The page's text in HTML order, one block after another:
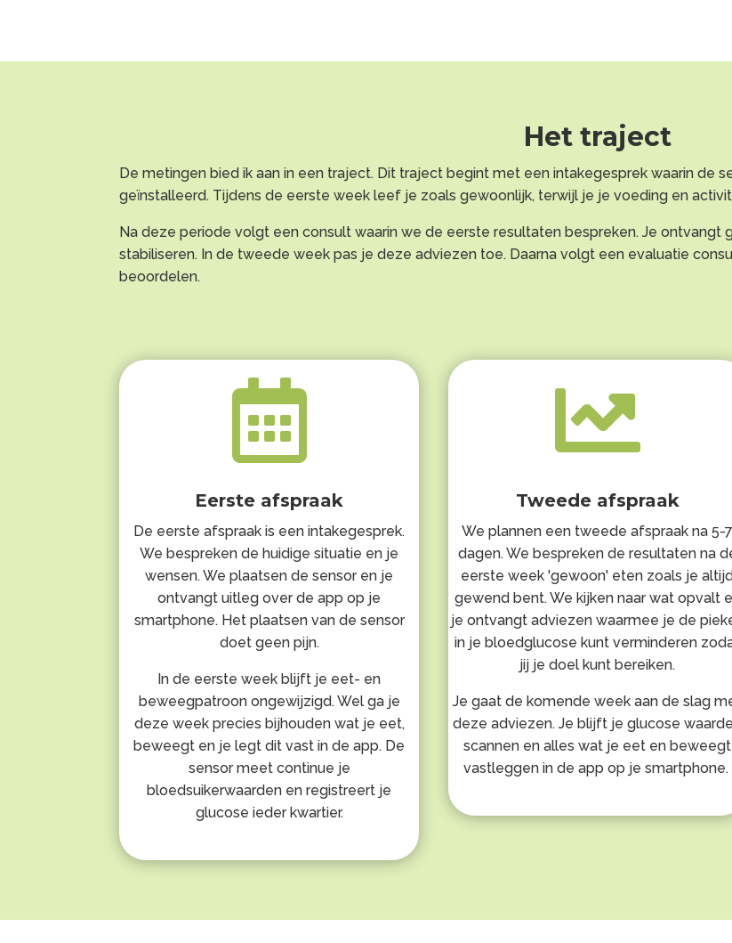
Het traject
De metingen bied ik aan in een traject. Dit traject begint met een intakegesprek waarin de
geïnstalleerd. Tijdens de eerste week leef je zoals gewoonlijk, terwijl je je voeding en
Na deze periode volgt een consult waarin we de eerste resultaten bespreken. Je
stabiliseren. In de tweede week pas je deze adviezen toe. Daarna volgt een evaluatie
beoordelen.

Eerste afspraak
De eerste afspraak is een intakegesprek.
We bespreken de huidige situatie en je
wensen. We plaatsen de sensor en je
ontvangt uitleg over de app op je
smartphone. Het plaatsen van de sensor
doet geen pijn.
In de eerste week blijft je eet- en
beweegpatroon ongewijzigd. Wel ga je
deze week precies bijhouden wat je eet,
beweegt en je legt dit vast in de app. De
sensor meet continue je
bloedsuikerwaarden en registreert je
glucose ieder kwartier.

Tweede afspraak
We plannen een tweede afspraak na 5-7
dagen. We bespreken de resultaten na
eerste week 'gewoon' eten zoals je
gewend bent. We kijken naar wat opvalt
je ontvangt adviezen waarmee je de
in je bloedglucose kunt verminderen
jij je doel kunt bereiken.
Je gaat de komende week aan de slag
deze adviezen. Je blijft je glucose
scannen en alles wat je eet en beweegt
vastleggen in de app op je smartphone.